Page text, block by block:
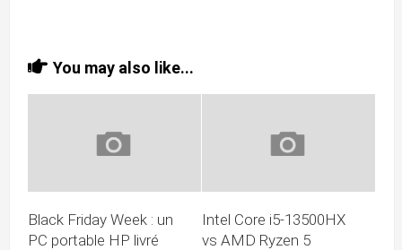
You may also like...
Black Friday Week : un
PC portable HP livré
Intel Core i5-13500HX
vs AMD Ryzen 5